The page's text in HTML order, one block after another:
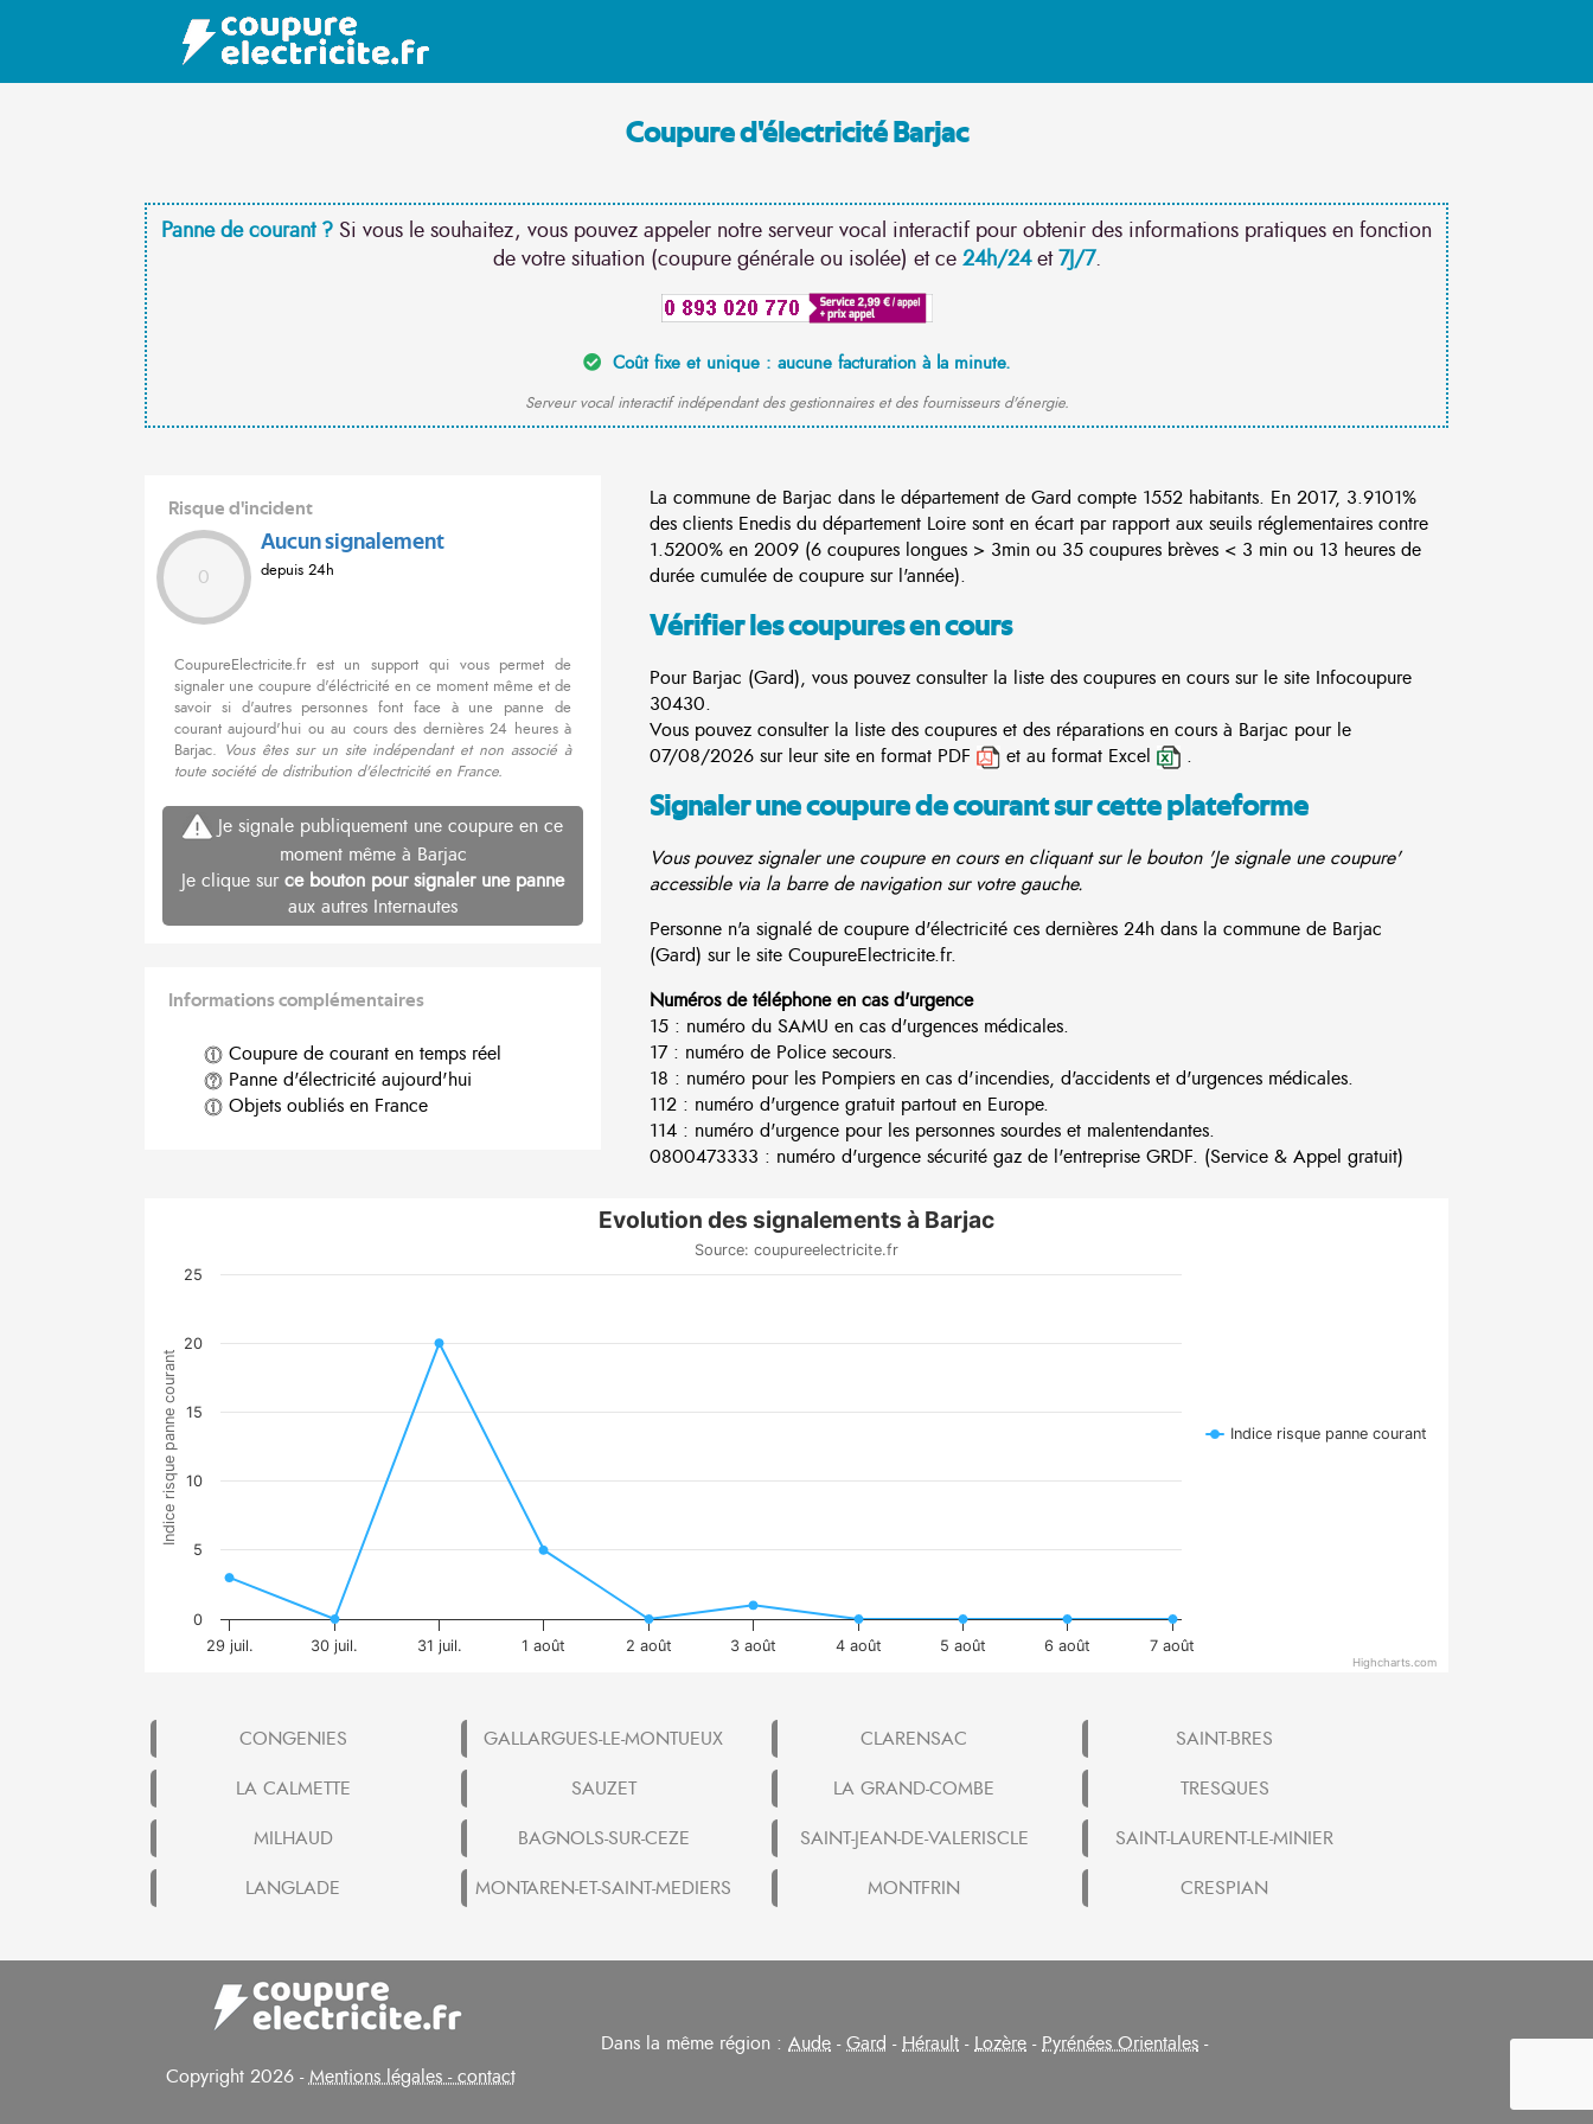
Coupure d'électricité Barjac
Panne de courant ? Si vous le souhaitez, vous pouvez appeler notre serveur vocal interactif pour obtenir des informations pratiques en fonction
de votre situation (coupure générale ou isolée) et ce 24h/24et7J/7.
Coût fixe et unique : aucune facturation à la minute.
Serveur vocal interactif indépendant des gestionnaires et des fournisseurs d'énergie.
Risque d'incident
0
Aucun signalement
depuis 24h
CoupureElectricite.fr est un support qui vous permet de
signaler une coupure d'éléctricité en ce moment même et de
savoir si d'autres personnes font face à une panne de
courant aujourd'hui ou au cours des dernières 24 heures à
Barjac. Vous êtes sur un site indépendant et non associé à
toute société de distribution d'électricité en France.
Je signale publiquement une coupure en ce
moment même à Barjac
Je clique sur ce bouton pour signaler une panne
aux autres Internautes
Informations complémentaires
Coupure de courant en temps réel
Panne d'électricité aujourd'hui
Objets oubliés en France
La commune de Barjac dans le département de Gard compte 1552 habitants. En 2017, 3.9101%
des clients Enedis du département Loire sont en écart par rapport aux seuils réglementaires contre
1.5200% en 2009 (6 coupures longues > 3min ou 35 coupures brèves < 3 min ou 13 heures de
durée cumulée de coupure sur l'année).
Vérifier les coupures en cours
Pour Barjac (Gard), vous pouvez consulter la liste des coupures en cours sur le site Infocoupure
30430.
Vous pouvez consulter la liste des coupures et des réparations en cours à Barjac pour le
07/08/2026 sur leur site en format PDF
et au format Excel .
Signaler une coupure de courant sur cette plateforme
Vous pouvez signaler une coupure en cours en cliquant sur le bouton 'Je signale une coupure'
accessible via la barre de navigation sur votre gauche.
Personne n'a signalé de coupure d'électricité ces dernières 24h dans la commune de Barjac
(Gard) sur le site CoupureElectricite.fr.
Numéros de téléphone en cas d'urgence
15 : numéro du SAMU en cas d'urgences médicales.
17 : numéro de Police secours.
18 : numéro pour les Pompiers en cas d'incendies, d'accidents et d'urgences médicales.
112 : numéro d'urgence gratuit partout en Europe.
114 : numéro d'urgence pour les personnes sourdes et malentendantes.
0800473333 : numéro d'urgence sécurité gaz de l'entreprise GRDF. (Service & Appel gratuit)
Indice risque panne courant
Evolution des signalements à Barjac
Source: coupureelectricite.fr
Indice risque panne courant
29 juil. 30 juil. 31 juil. 1 août 2 août 3 août 4 août 5 août 6 août 7 août
0
5
10
15
20
25
Highcharts.com
CONGENIES GALLARGUES-LE-MONTUEUX CLARENSAC
SAINT-BRES
LA CALMETTE
SAUZET LA GRAND-COMBE
TRESQUES
MILHAUD
BAGNOLS-SUR-CEZE SAINT-JEAN-DE-VALERISCLE
SAINT-LAURENT-LE-MINIER
LANGLADE
MONTAREN-ET-SAINT-MEDIERS MONTFRIN CRESPIAN
Copyright 2026 -Mentions légales - contact
Dans la même région : Aude -Gard -Hérault -Lozère -Pyrénées Orientales -